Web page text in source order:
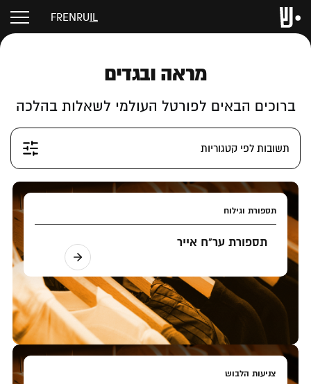
IL
RU
EN
FR
מראה ובגדים
ברוכים הבאים לפורטל העולמי לשאלות בהלכה
תשובות לפי קטגוריות
תספורת וגילוח
תספורת ער"ח אייר
צניעות הלבוש